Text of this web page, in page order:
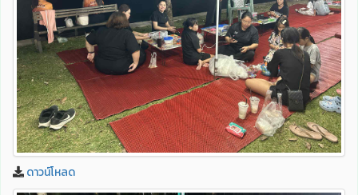
ดาวน์โหลด